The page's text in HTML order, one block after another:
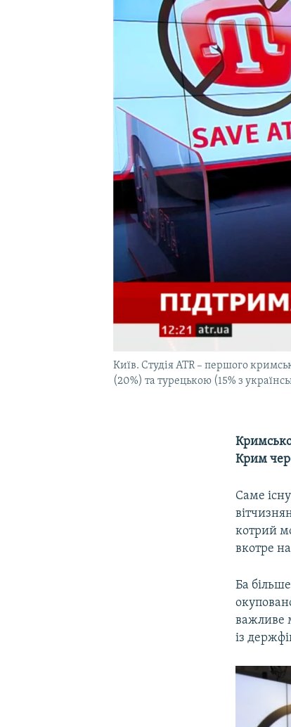
Київ. Студія ATR – першого
(20%) та турецькою (15% з
Крим
Саме
котрий
вкотре
Ба
важливе
із